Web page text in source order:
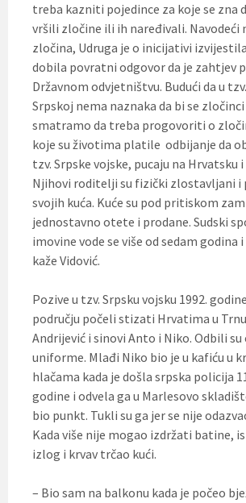
treba kazniti pojedince za koje se zna
vršili zločine ili ih naređivali. Navodeći
zločina, Udruga je o inicijativi
dobila povratni odgovor da je zahtjev
Državnom odvjetništvu. Budući da u
Srpskoj nema naznaka da bi se
smatramo da treba progovoriti o
koje su životima platile odbijanje da
tzv. Srpske vojske, pucaju na Hrvatsku
Njihovi roditelji su fizički zlostavljani i
svojih kuća. Kuće su pod pritiskom
jednostavno otete i prodane. Sudski
imovine vode se više od sedam godina
kaže Vidović.
Pozive u tzv. Srpsku vojsku 1992.
području počeli stizati Hrvatima u
Andrijević i sinovi Anto i Niko. Odbili su
uniforme. Mlađi Niko bio je u kafiću u
hlačama kada je došla srpska policija
godine i odvela ga u Marlesovo
bio punkt. Tukli su ga jer se nije
Kada više nije mogao izdržati batine,
izlog i krvav trčao kući.
– Bio sam na balkonu kada je počeo